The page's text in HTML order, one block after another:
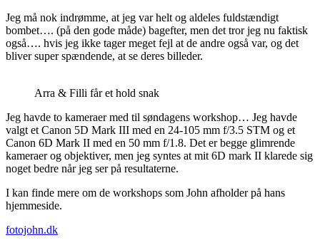
Jeg må nok indrømme, at jeg var helt og aldeles fuldstændigt
bombet…. (på den gode måde) bagefter, men det tror jeg nu faktisk
også…. hvis jeg ikke tager meget fejl at de andre også var, og det
bliver super spændende, at se deres billeder.
Arra & Filli får et hold snak
Jeg havde to kameraer med til søndagens workshop… Jeg havde
valgt et Canon 5D Mark III med en 24-105 mm f/3.5 STM og et
Canon 6D Mark II med en 50 mm f/1.8. Det er begge glimrende
kameraer og objektiver, men jeg syntes at mit 6D mark II klarede sig
noget bedre når jeg ser på resultaterne.
I kan finde mere om de workshops som John afholder på hans
hjemmeside.
fotojohn.dk